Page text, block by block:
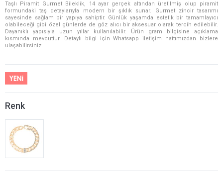
Taşlı Piramit Gurmet Bileklik, 14 ayar gerçek altından üretilmiş olup piramit
formundaki taş detaylarıyla modern bir şıklık sunar. Gurmet zincir tasarımı
sayesinde sağlam bir yapıya sahiptir. Günlük yaşamda estetik bir tamamlayıcı
olabileceği gibi özel günlerde de göz alıcı bir aksesuar olarak tercih edilebilir.
Dayanıklı yapısıyla uzun yıllar kullanılabilir. Ürün gram bilgisine açıklama
kısmında mevcuttur. Detaylı bilgi için Whatsapp iletişim hattımızdan bizlere
ulaşabilirsiniz.
Renk